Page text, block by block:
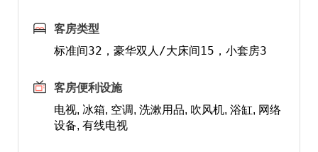
客房类型
标准间32，豪华双人/大床间15，小套房3
客房便利设施
电视, 冰箱, 空调, 洗漱用品, 吹风机, 浴缸, 网络
设备, 有线电视